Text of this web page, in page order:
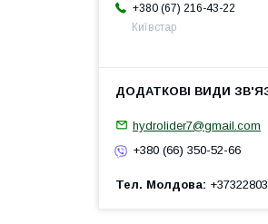
+380 (67) 216-43-22
Київстар
hydrolider7@gmail.com
+380 (66) 350-52-66
Тел. Молдова